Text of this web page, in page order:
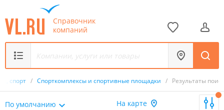
Справочник
компаний
спорт / Спорткомплексы и спортивные площадки / Результаты
По умолчанию На карте